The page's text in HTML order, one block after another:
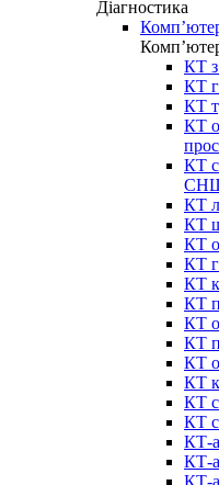
Діагностика
КТ з
КТ
КТ
КТ
КТ
КТ
КТ
КТ
КТ
КТ
КТ
КТ
КТ
КТ
КТ
КТ
КТ
КТ-
КТ-
КТ-